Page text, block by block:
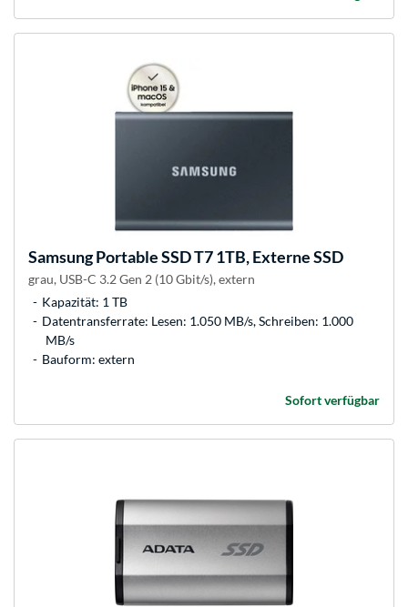
SamsungPortable SSD T7 1TB, Externe SSD
grau, USB-C 3.2 Gen 2 (10 Gbit/s), extern
Kapazität: 1 TB
Datentransferrate: Lesen: 1.050 MB/s, Schreiben: 1.000
MB/s
Bauform: extern
Sofort verfügbar